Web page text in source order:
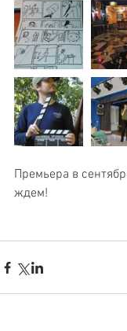
Премьера в
ждем!